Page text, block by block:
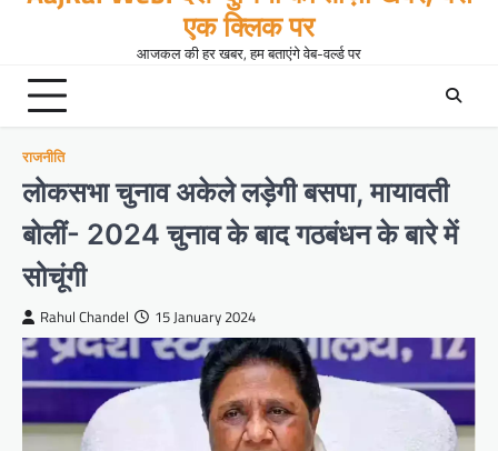
एक क्लिक पर
आजकल की हर खबर, हम बताएंगे वेब-वर्ल्ड पर
राजनीति
लोकसभा चुनाव अकेले लड़ेगी बसपा, मायावती
बोलीं- 2024 चुनाव के बाद गठबंधन के बारे में
सोचूंगी
Rahul Chandel 15 January 2024